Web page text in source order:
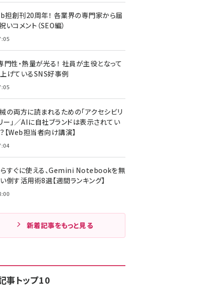
担創刊20周年！ 各業界の専門家から届
いコメント（SEO編）
門性・熱量が光る！ 社員が主役となって
げているSNS好事例
の両方に読まれるための「アクセシビリ
ー」／AIに自社ブランドは表示されてい
【Web担当者向け講演】
すぐに使える、Gemini Notebookを無
倒す活用術8選【週間ランキング】
新着記事をもっと見る
事トップ10